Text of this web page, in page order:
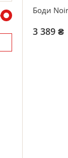
Боди
3 389 ₴